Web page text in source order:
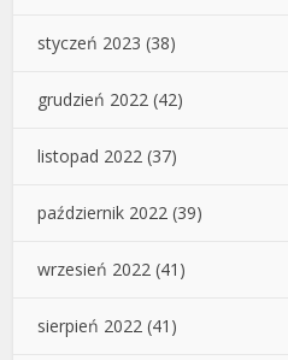
styczeń 2023 (38)
grudzień 2022 (42)
listopad 2022 (37)
październik 2022 (39)
wrzesień 2022 (41)
sierpień 2022 (41)